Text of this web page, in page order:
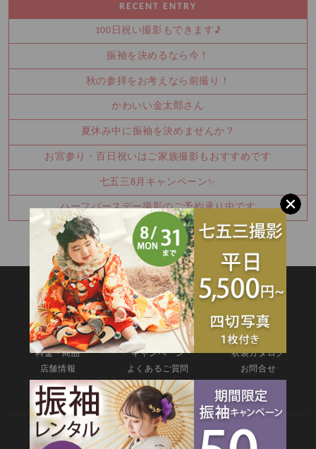
RECENT ENTRY
100日祝い撮影もできます♪
振袖を決めるなら今！
秋の参拝をお考えなら前撮り！
かわいい金太郎さん
夏休み中に振袖を決めませんか？
お宮参り・百日祝いはご家族撮影もおすすめです
七五三8月キャンペーン✨
ハーフバースデー撮影のご予約承り中です
SITEMAP
TOP 新着情報
撮影メニュー
料金・商品
キャンペーン
衣装カタログ
店舗情報
よくあるご質問
お問合せ
web撮影予約
CONTACT